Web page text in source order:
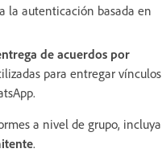
la autenticación basada en
de acuerdos por
para entregar vínculos
a nivel de grupo, incluya
.